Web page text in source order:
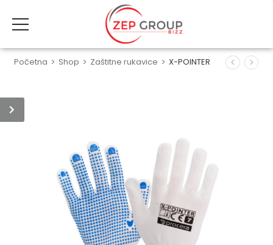
Početna > Shop > Zaštitne rukavice > X-POINTER